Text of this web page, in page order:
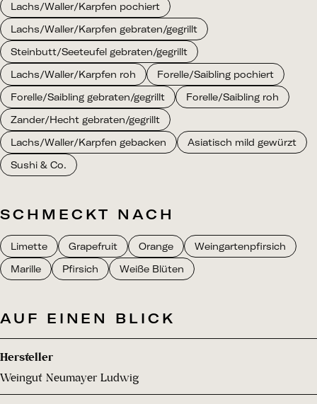
Lachs/Waller/Karpfen pochiert
Lachs/Waller/Karpfen gebraten/gegrillt
Steinbutt/Seeteufel gebraten/gegrillt
Lachs/Waller/Karpfen roh
Forelle/Saibling pochiert
Forelle/Saibling gebraten/gegrillt
Forelle/Saibling roh
Zander/Hecht gebraten/gegrillt
Lachs/Waller/Karpfen gebacken
Asiatisch mild gewürzt
Sushi & Co.
SCHMECKT NACH
Limette Grapefruit Orange
Weingartenpfirsich
Marille
Pfirsich Weiße Blüten
AUF EINEN BLICK
Hersteller
Weingut Neumayer Ludwig